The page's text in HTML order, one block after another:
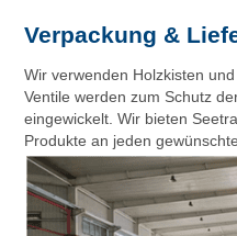
Verpackung &
Wir verwenden Holzkisten
Ventile werden zum Schutz
eingewickelt. Wir bieten
Produkte an jeden